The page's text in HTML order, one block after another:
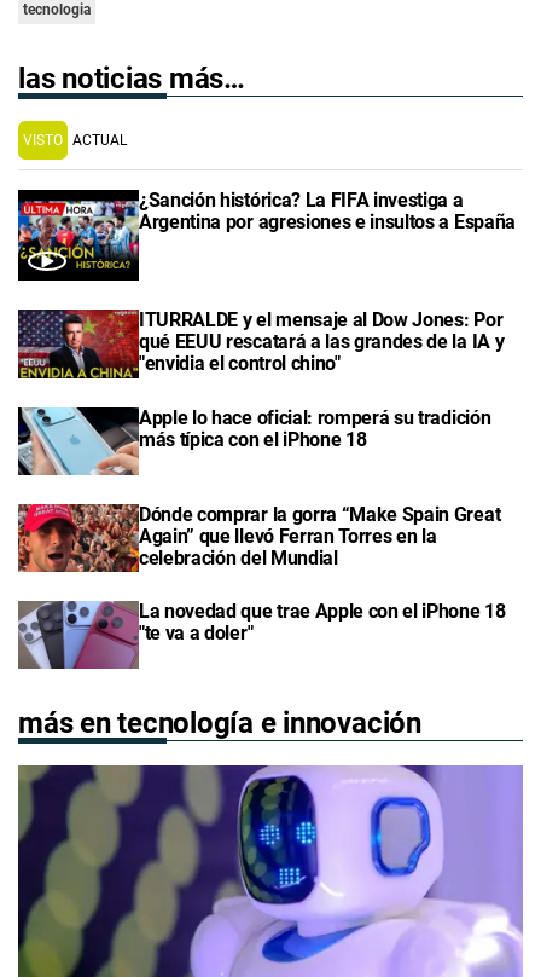
tecnologia
las noticias más…
VISTO ACTUAL
¿Sanción histórica? La FIFA investiga a
Argentina por agresiones e insultos a España
ITURRALDE y el mensaje al Dow Jones: Por
qué EEUU rescatará a las grandes de la IA y
"envidia el control chino"
Apple lo hace oficial: romperá su tradición
más típica con el iPhone 18
Dónde comprar la gorra “Make Spain Great
Again” que llevó Ferran Torres en la
celebración del Mundial
La novedad que trae Apple con el iPhone 18
"te va a doler"
más en tecnología e innovación